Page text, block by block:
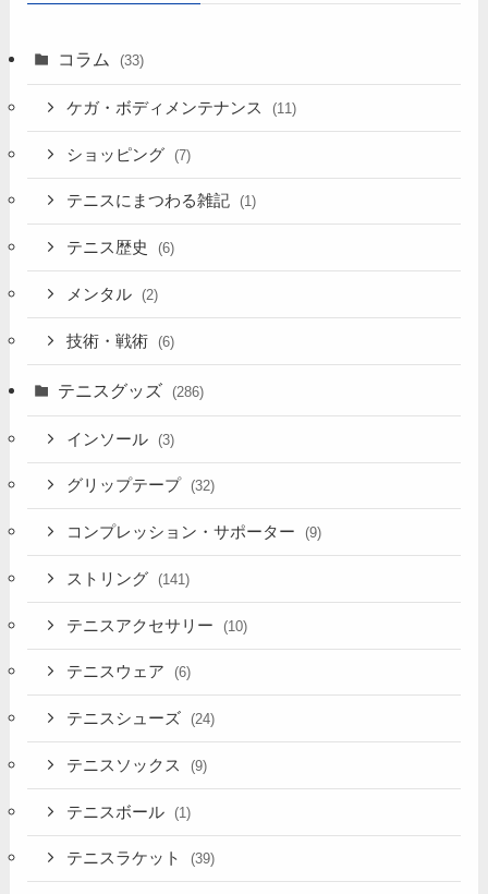
コラム (33)
ケガ・ボディメンテナンス (11)
ショッピング (7)
テニスにまつわる雑記 (1)
テニス歴史 (6)
メンタル (2)
技術・戦術 (6)
テニスグッズ (286)
インソール (3)
グリップテープ (32)
コンプレッション・サポーター (9)
ストリング (141)
テニスアクセサリー (10)
テニスウェア (6)
テニスシューズ (24)
テニスソックス (9)
テニスボール (1)
テニスラケット (39)